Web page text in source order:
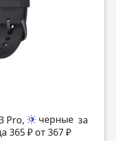
Pro,
черные за
365 ₽ от 367 ₽